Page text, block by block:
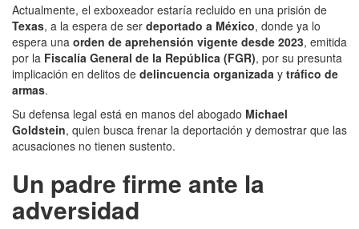
Actualmente, el exboxeador estaría recluido en una prisión de
Texas, a la espera de ser deportado a México, donde ya lo
espera una orden de aprehensión vigente desde 2023, emitida
por la Fiscalía General de la República (FGR), por su presunta
implicación en delitos de delincuencia organizada y tráfico de
armas.
Su defensa legal está en manos del abogado Michael
Goldstein, quien busca frenar la deportación y demostrar que las
acusaciones no tienen sustento.
Un padre firme ante la
adversidad